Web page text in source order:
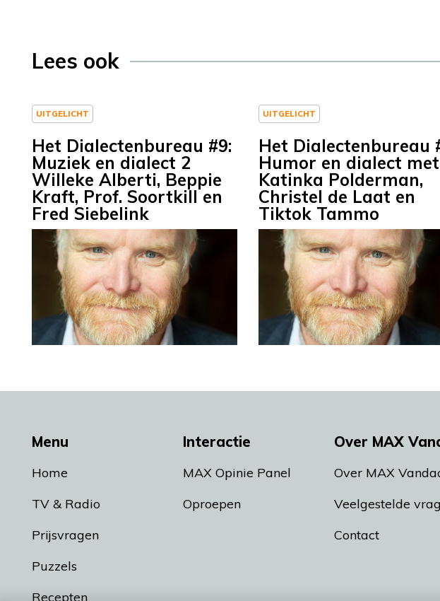
Lees ook
UITGELICHT
Het Dialectenbureau #9:
Muziek en dialect 2
Willeke Alberti, Beppie
Kraft, Prof. Soortkill en
Fred Siebelink
UITGELICHT
Het Dialectenbureau
Humor en dialect met
Katinka Polderman,
Christel de Laat en
Tiktok Tammo
Menu
Home
TV & Radio
Prijsvragen
Puzzels
Recepten
Interactie
MAX Opinie Panel
Oproepen
Over MAX
Over MAX
Veelgestelde
Contact